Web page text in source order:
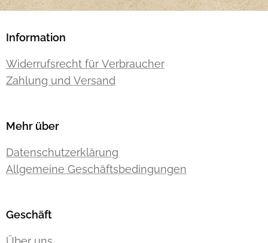
Information
Widerrufsrecht für Verbraucher
Zahlung und Versand
Mehr über
Datenschutzerklärung
Allgemeine Geschäftsbedingungen
Geschäft